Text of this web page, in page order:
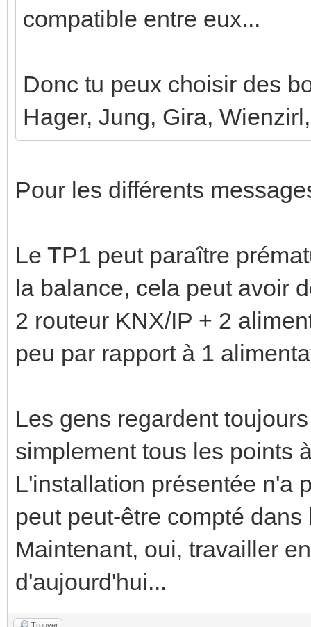
compatible entre eux...
Donc tu peux choisir des
Hager, Jung, Gira,
Pour les différents
Le TP1 peut paraître
la balance, cela peut avoir
2 routeur KNX/IP + 2
peu par rapport à 1
Les gens regardent
simplement tous les points
L'installation présentée n'a
peut peut-être compté
Maintenant, oui, travailler
d'aujourd'hui...
Trouver